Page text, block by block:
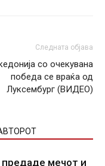
Следната објава
со очекувана
победа се враќа од
Луксембург (ВИДЕО)
предаде мечот и